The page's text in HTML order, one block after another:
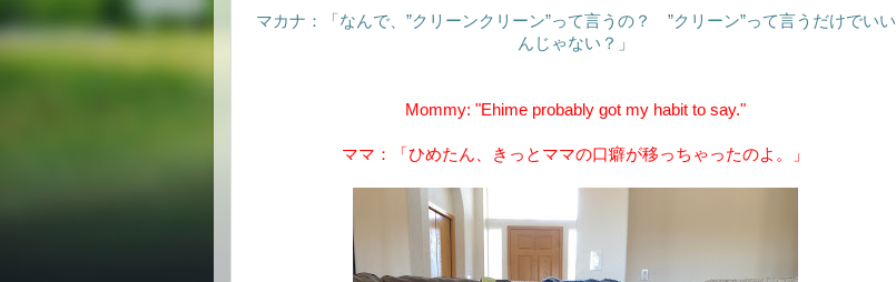
マカナ：「なんで、”クリーンクリーン”って言うの？ ”クリーン”って言うだけでいい
んじゃない？」
Mommy: "Ehime probably got my habit to say."
ママ：「ひめたん、きっとママの口癖が移っちゃったのよ。」